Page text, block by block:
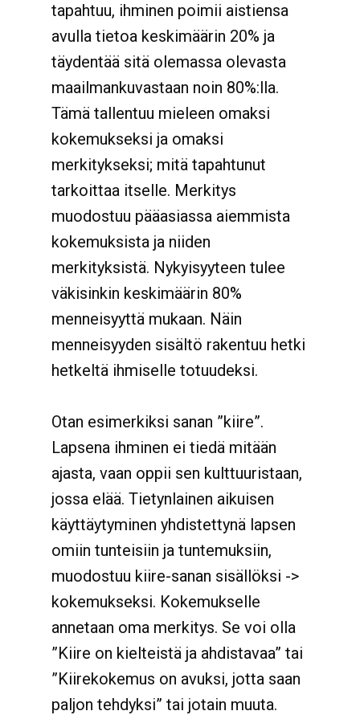
tapahtuu, ihminen poimii aistiensa
avulla tietoa keskimäärin 20% ja
täydentää sitä olemassa olevasta
maailmankuvastaan noin 80%:lla.
Tämä tallentuu mieleen omaksi
kokemukseksi ja omaksi
merkitykseksi; mitä tapahtunut
tarkoittaa itselle. Merkitys
muodostuu pääasiassa aiemmista
kokemuksista ja niiden
merkityksistä. Nykyisyyteen tulee
väkisinkin keskimäärin 80%
menneisyyttä mukaan. Näin
menneisyyden sisältö rakentuu hetki
hetkeltä ihmiselle totuudeksi.
Otan esimerkiksi sanan ”kiire”.
Lapsena ihminen ei tiedä mitään
ajasta, vaan oppii sen kulttuuristaan,
jossa elää. Tietynlainen aikuisen
käyttäytyminen yhdistettynä lapsen
omiin tunteisiin ja tuntemuksiin,
muodostuu kiire-sanan sisällöksi ->
kokemukseksi. Kokemukselle
annetaan oma merkitys. Se voi olla
”Kiire on kielteistä ja ahdistavaa” tai
”Kiirekokemus on avuksi, jotta saan
paljon tehdyksi” tai jotain muuta.